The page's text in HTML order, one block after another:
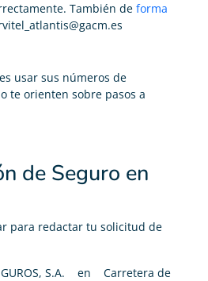
También de forma
usar sus números de
te orienten sobre pasos a
de Seguro en
para redactar tu solicitud de
S.A. en Carretera de